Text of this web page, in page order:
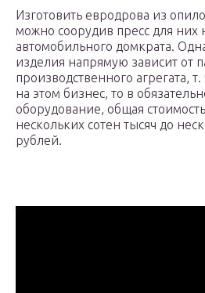
Изготовить евродрова из
можно соорудив пресс для них
автомобильного домкрата.
изделия напрямую зависит от
производственного агрегата,
на этом бизнес, то в
оборудование, общая
нескольких сотен тысяч до
рублей.